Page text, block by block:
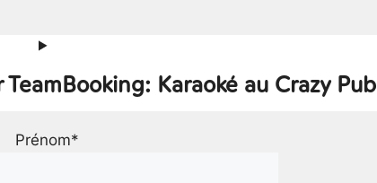
Karaoké au Crazy Pub
Prénom*